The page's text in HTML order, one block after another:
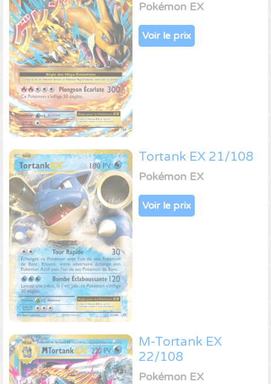
Pokémon EX
Voir le prix
Tortank EX 21/108
Pokémon EX
Voir le prix
M-Tortank EX
22/108
Pokémon EX